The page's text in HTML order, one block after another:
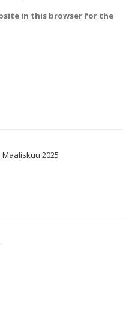
in this browser for the
2025